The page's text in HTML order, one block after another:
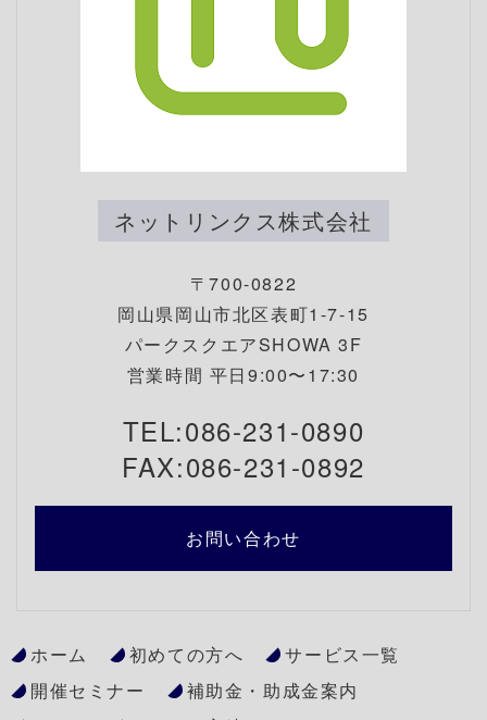
ネットリンクス株式会社
〒700-0822
岡山県岡山市北区表町1-7-15
パークスクエアSHOWA 3F
営業時間 平日9:00〜17:30
TEL:086-231-0890
FAX:086-231-0892
お問い合わせ
ホーム 初めての方へ
サービス一覧
開催セミナー
補助金・助成金案内